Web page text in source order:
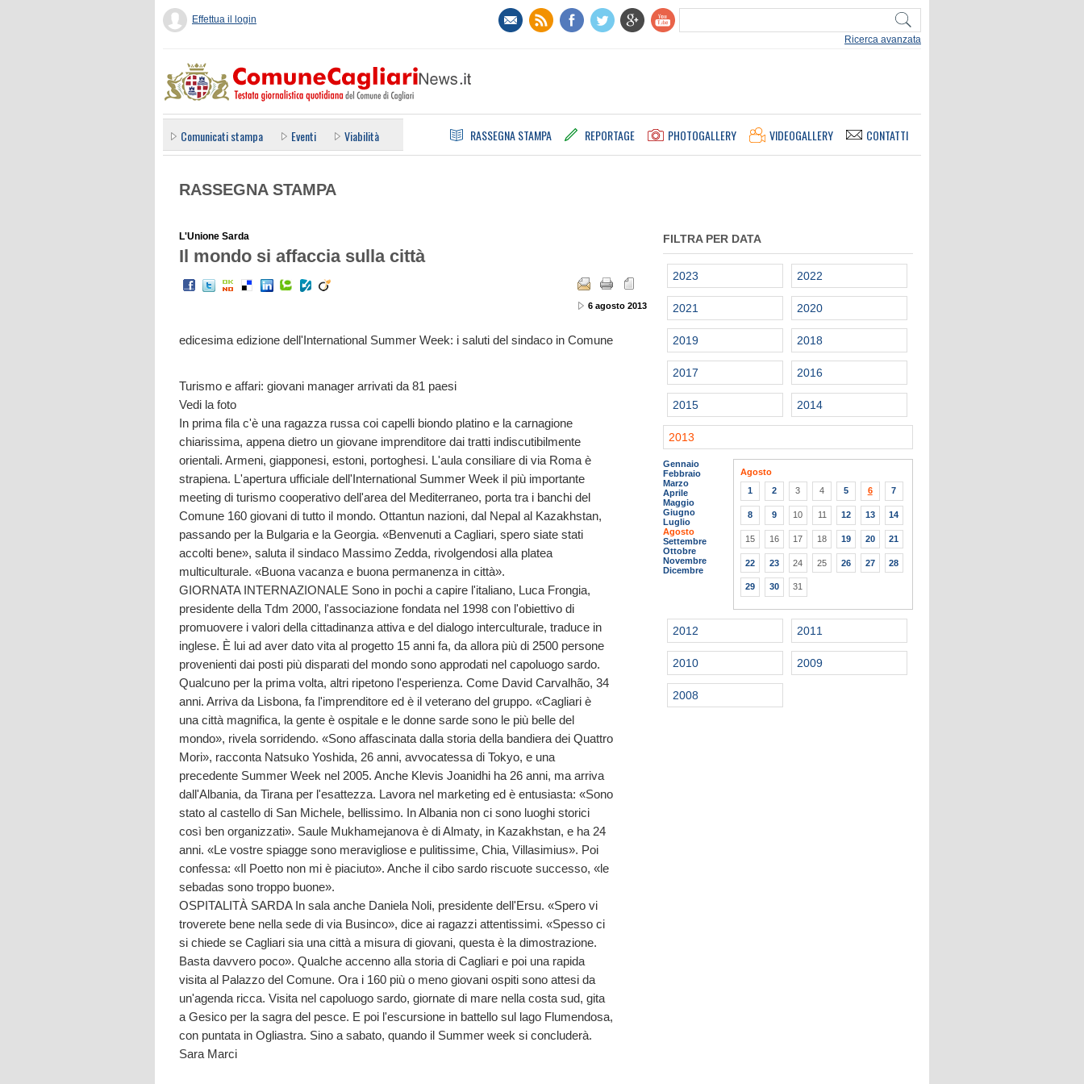
Ricerca avanzata
Effettua il login
Comunicati stampa Eventi Viabilità RASSEGNA STAMPA REPORTAGE PHOTOGALLERY VIDEOGALLERY CONTATTI
RASSEGNA STAMPA
L'Unione Sarda
Il mondo si affaccia sulla città
6 agosto 2013
edicesima edizione dell'International Summer Week: i saluti del sindaco in Comune
Turismo e affari: giovani manager arrivati da 81 paesi
Vedi la foto
In prima fila c'è una ragazza russa coi capelli biondo platino e la carnagione
chiarissima, appena dietro un giovane imprenditore dai tratti indiscutibilmente
orientali. Armeni, giapponesi, estoni, portoghesi. L'aula consiliare di via Roma è
strapiena. L'apertura ufficiale dell'International Summer Week il più importante
meeting di turismo cooperativo dell'area del Mediterraneo, porta tra i banchi del
Comune 160 giovani di tutto il mondo. Ottantun nazioni, dal Nepal al Kazakhstan,
passando per la Bulgaria e la Georgia. «Benvenuti a Cagliari, spero siate stati
accolti bene», saluta il sindaco Massimo Zedda, rivolgendosi alla platea
multiculturale. «Buona vacanza e buona permanenza in città».
GIORNATA INTERNAZIONALE Sono in pochi a capire l'italiano, Luca Frongia,
presidente della Tdm 2000, l'associazione fondata nel 1998 con l'obiettivo di
promuovere i valori della cittadinanza attiva e del dialogo interculturale, traduce in
inglese. È lui ad aver dato vita al progetto 15 anni fa, da allora più di 2500 persone
provenienti dai posti più disparati del mondo sono approdati nel capoluogo sardo.
Qualcuno per la prima volta, altri ripetono l'esperienza. Come David Carvalhão, 34
anni. Arriva da Lisbona, fa l'imprenditore ed è il veterano del gruppo. «Cagliari è
una città magnifica, la gente è ospitale e le donne sarde sono le più belle del
mondo», rivela sorridendo. «Sono affascinata dalla storia della bandiera dei Quattro
Mori», racconta Natsuko Yoshida, 26 anni, avvocatessa di Tokyo, e una
precedente Summer Week nel 2005. Anche Klevis Joanidhi ha 26 anni, ma arriva
dall'Albania, da Tirana per l'esattezza. Lavora nel marketing ed è entusiasta: «Sono
stato al castello di San Michele, bellissimo. In Albania non ci sono luoghi storici
così ben organizzati». Saule Mukhamejanova è di Almaty, in Kazakhstan, e ha 24
anni. «Le vostre spiagge sono meravigliose e pulitissime, Chia, Villasimius». Poi
confessa: «Il Poetto non mi è piaciuto». Anche il cibo sardo riscuote successo, «le
sebadas sono troppo buone».
OSPITALITÀ SARDA In sala anche Daniela Noli, presidente dell'Ersu. «Spero vi
troverete bene nella sede di via Businco», dice ai ragazzi attentissimi. «Spesso ci
si chiede se Cagliari sia una città a misura di giovani, questa è la dimostrazione.
Basta davvero poco». Qualche accenno alla storia di Cagliari e poi una rapida
visita al Palazzo del Comune. Ora i 160 più o meno giovani ospiti sono attesi da
un'agenda ricca. Visita nel capoluogo sardo, giornate di mare nella costa sud, gita
a Gesico per la sagra del pesce. E poi l'escursione in battello sul lago Flumendosa,
con puntata in Ogliastra. Sino a sabato, quando il Summer week si concluderà.
Sara Marci
FILTRA PER DATA
2023 2022
2021 2020
2019 2018
2017 2016
2015 2014
2013
Gennaio
Febbraio
Marzo
Aprile
Maggio
Giugno
Luglio
Agosto
Settembre
Ottobre
Novembre
Dicembre
Agosto
1
2 3 4 5 6 7
8 9 10 11 12 13 14
15 16 17 18 19 20 21
22 23 24 25 26 27 28
29 30 31
2012 2011
2010 2009
2008